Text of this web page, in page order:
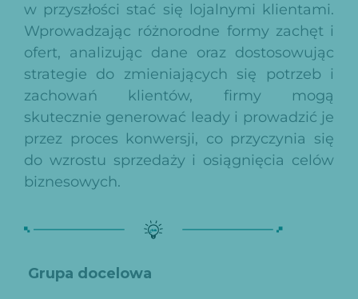
w przyszłości stać się lojalnymi klientami.
Wprowadzając różnorodne formy zachęt i
ofert, analizując dane oraz dostosowując
strategie do zmieniających się potrzeb i
zachowań klientów, firmy mogą
skutecznie generować leady i prowadzić je
przez proces konwersji, co przyczynia się
do wzrostu sprzedaży i osiągnięcia celów
biznesowych.
Grupa docelowa